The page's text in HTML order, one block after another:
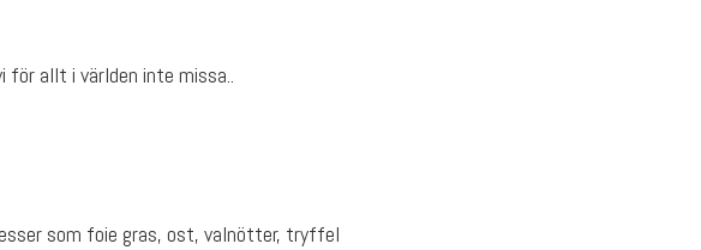
för allt i världen inte missa..
som foie gras, ost, valnötter, tryffel